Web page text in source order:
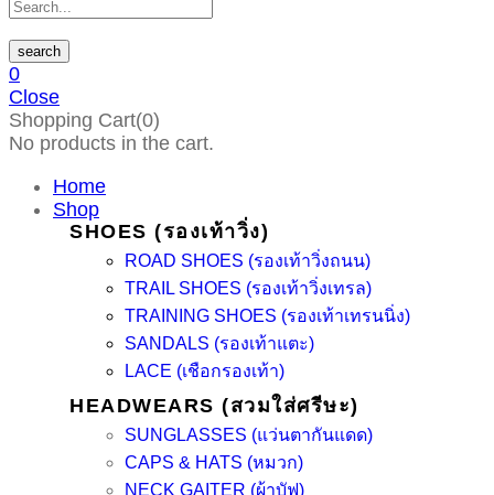
search
0
Close
Shopping Cart(0)
No products in the cart.
Home
Shop
SHOES (รองเท้าวิ่ง)
ROAD SHOES (รองเท้าวิ่งถนน)
TRAIL SHOES (รองเท้าวิ่งเทรล)
TRAINING SHOES (รองเท้าเทรนนิ่ง)
SANDALS (รองเท้าแตะ)
LACE (เชือกรองเท้า)
HEADWEARS (สวมใส่ศรีษะ)
SUNGLASSES (แว่นตากันแดด)
CAPS & HATS (หมวก)
NECK GAITER (ผ้าบัฟ)